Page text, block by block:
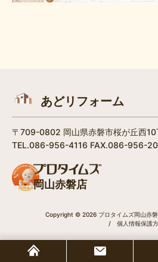
あどリフォーム
〒709-0802 岡山県赤磐市桜が丘西
TEL.086-956-4116 FAX.086-956-
岡山赤磐店
Copyright © 2026 プロタイムズ岡山赤
/
個人情報保護